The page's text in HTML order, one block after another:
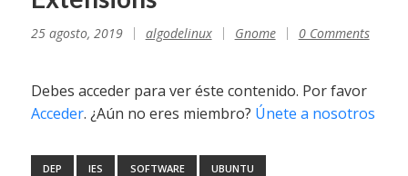
25 agosto, 2019 algodelinux Gnome 0 Comments
Debes acceder para ver éste contenido. Por favor
Acceder. ¿Aún no eres miembro? Únete a nosotros
DEP IES SOFTWARE UBUNTU